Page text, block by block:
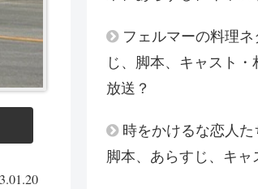
フェルマーの料理
じ、脚本、キャスト・
放送？
時をかけるな恋人た
脚本、あらすじ、キャ